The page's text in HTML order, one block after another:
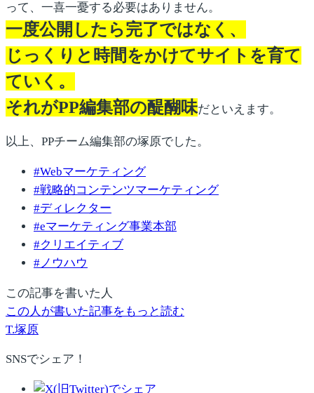
って、一喜一憂する必要はありません。
一度公開したら完了ではなく、
じっくりと時間をかけてサイトを育て
ていく。
それがPP編集部の醍醐味だといえます。
以上、PPチーム編集部の塚原でした。
#Webマーケティング
#戦略的コンテンツマーケティング
#ディレクター
#eマーケティング事業本部
#クリエイティブ
#ノウハウ
この記事を書いた人
この人が書いた記事をもっと読む
T.塚原
SNSでシェア！